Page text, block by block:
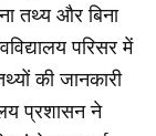
तथ्य और बिना
परिसर में
की जानकारी
प्रशासन ने